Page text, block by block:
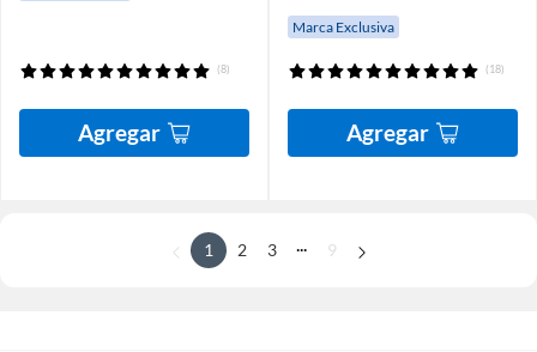
(8)
Agregar
Marca Exclusiva
(18)
Agregar
1 2 3 ... 9